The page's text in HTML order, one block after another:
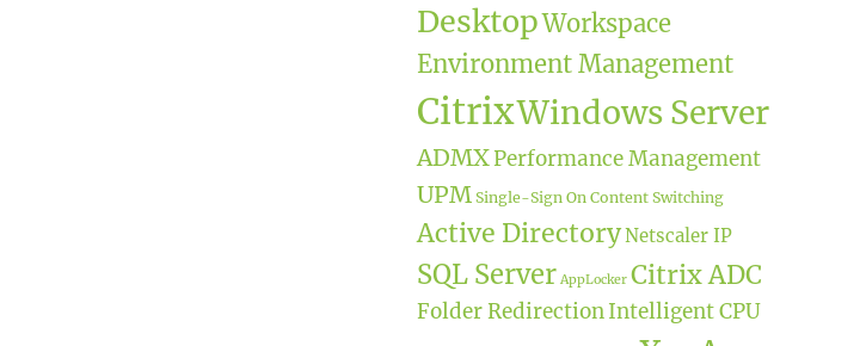
DesktopWorkspace
Environment Management
CitrixWindows Server
ADMXPerformance Management
UPM Single-Sign On Content Switching
Active DirectoryNetscaler IP
SQL Server AppLocker Citrix ADC
Folder RedirectionIntelligent CPU